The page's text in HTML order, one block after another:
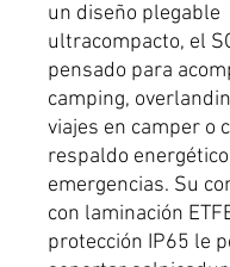
un diseño plegable
ultracompacto, el
pensado para
camping,
viajes en camper o
respaldo
emergencias. Su
con laminación
protección IP65 le